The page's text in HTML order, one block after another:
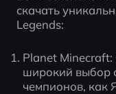
скачать
Legends:
Planet
широкий выбор
чемпионов, как